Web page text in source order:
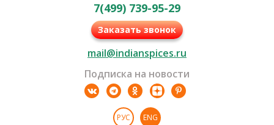
7(499) 739-95-29
Заказать звонок
mail@indianspices.ru
Подписка на новости
РУС ENG